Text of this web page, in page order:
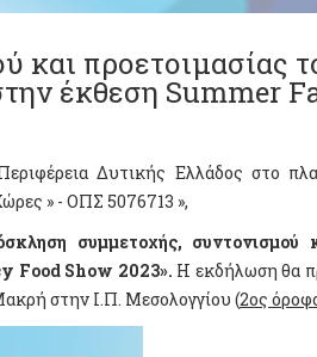
προετοιμασίας
έκθεση Summer
Δυτικής Ελλάδος στο
» - ΟΠΣ 5076713 »,
συμμετοχής, συντονισμού
Food Show 2023». Η εκδήλωση θα
στην Ι.Π. Μεσολογγίου (2ος